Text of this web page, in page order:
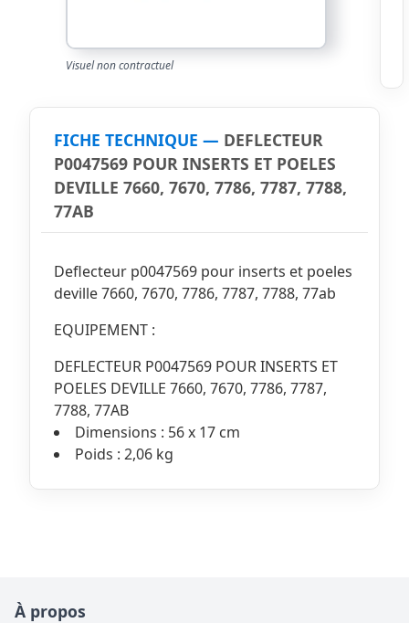
Visuel non contractuel
FICHE TECHNIQUE — DEFLECTEUR
P0047569 POUR INSERTS ET POELES
DEVILLE 7660, 7670, 7786, 7787, 7788,
77AB
Deflecteur p0047569 pour inserts et poeles
deville 7660, 7670, 7786, 7787, 7788, 77ab
EQUIPEMENT :
DEFLECTEUR P0047569 POUR INSERTS ET
POELES DEVILLE 7660, 7670, 7786, 7787,
7788, 77AB
Dimensions : 56 x 17 cm
Poids : 2,06 kg
À propos